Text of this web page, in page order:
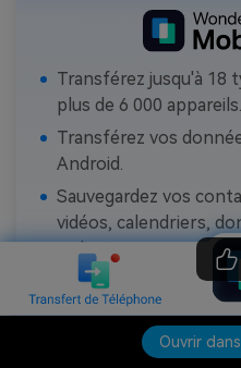
Ouvrir
Transférez jusqu'à 18
plus de 6 000 appareils.
Transférez vos
Android.
Sauvegardez vos
vidéos, calendriers,
ordinateur.
Transférez vos
Windows Phone en un